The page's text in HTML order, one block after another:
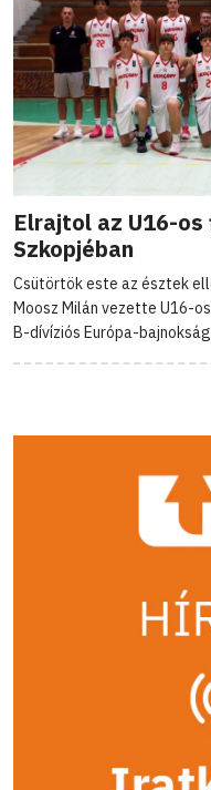
Elrajtol az U16-
Szkopjéban
Csütörtök este az észtek
Moosz Milán vezette U16-
B-dívíziós Európa-